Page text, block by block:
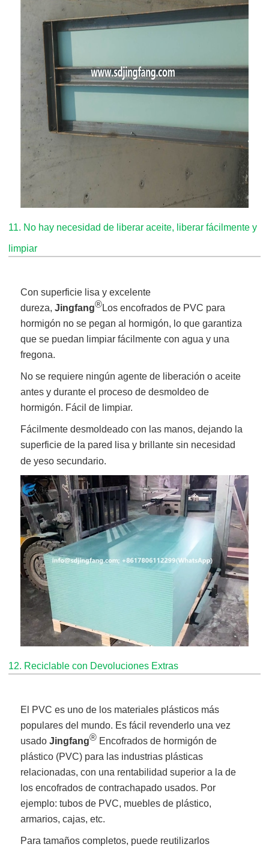
11. No hay necesidad de liberar aceite, liberar fácilmente y
limpiar
Con superficie lisa y excelente
dureza,Jingfang®Los encofrados de PVC para
hormigón no se pegan al hormigón, lo que garantiza
que se puedan limpiar fácilmente con agua y una
fregona.
No se requiere ningún agente de liberación o aceite
antes y durante el proceso de desmoldeo de
hormigón. Fácil de limpiar.
Fácilmente desmoldeado con las manos, dejando la
superficie de la pared lisa y brillante sin necesidad
de yeso secundario.
12. Reciclable con Devoluciones Extras
El PVC es uno de los materiales plásticos más
populares del mundo. Es fácil revenderlo una vez
usadoJingfang® Encofrados de hormigón de
plástico (PVC) para las industrias plásticas
relacionadas, con una rentabilidad superior a la de
los encofrados de contrachapado usados. Por
ejemplo: tubos de PVC, muebles de plástico,
armarios, cajas, etc.
Para tamaños completos, puede reutilizarlos